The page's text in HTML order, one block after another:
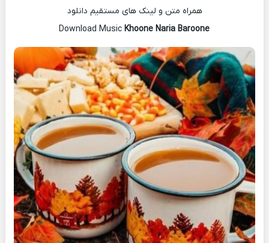
همراه متن و لینک های مستقیم دانلود
Khoone Naria Baroone